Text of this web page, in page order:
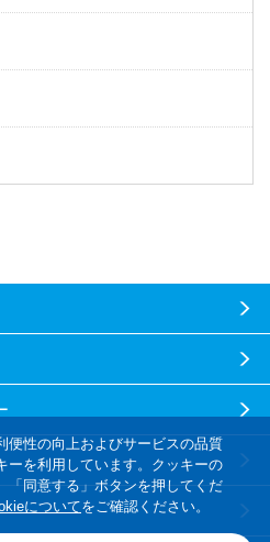
便性の向上およびサービスの品質
ーを利用しています。クッキーの
「同意する」ボタンを押してくだ
についてをご確認ください。